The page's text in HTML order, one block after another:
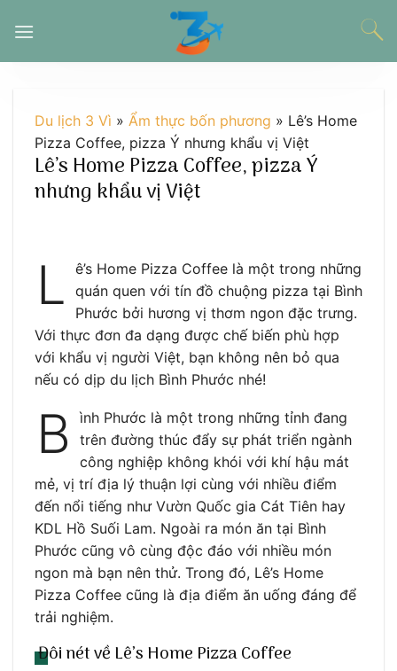
đến
Du lịch 3 Vì » Ẩm thực bốn phương » Lê’s Home
Pizza Coffee, pizza Ý nhưng khẩu vị Việt
Lê’s Home Pizza Coffee, pizza Ý
nhưng khẩu vị Việt
L
ê’s Home Pizza Coffee là một trong những
quán quen với tín đồ chuộng pizza tại Bình
Phước bởi hương vị thơm ngon đặc trưng.
Với thực đơn đa dạng được chế biến phù hợp
với khẩu vị người Việt, bạn không nên bỏ qua
nếu có dịp du lịch Bình Phước nhé!
B
ình Phước là một trong những tỉnh đang
trên đường thúc đẩy sự phát triển ngành
công nghiệp không khói với khí hậu mát
mẻ, vị trí địa lý thuận lợi cùng với nhiều điểm
đến nổi tiếng như Vườn Quốc gia Cát Tiên hay
KDL Hồ Suối Lam. Ngoài ra món ăn tại Bình
Phước cũng vô cùng độc đáo với nhiều món
ngon mà bạn nên thử. Trong đó, Lê’s Home
Pizza Coffee cũng là địa điểm ăn uống đáng để
trải nghiệm.
Đôi nét về Lê’s Home Pizza Coffee